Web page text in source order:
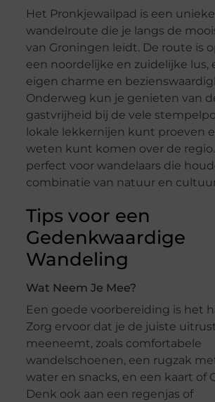
Het Pronkjewailpad is een
wandelroute die je langs de
van Groningen leidt. De route is
een noordelijke en zuidelijke lus,
eigen charme en
Onderweg kun je genieten van
gastvrijheid bij de vele
lokale lekkernijen kunt proeven
weten kunt komen over de
perfect voor wandelaars die
combinatie van natuur en
Tips voor een
Gedenkwaardige
Wandeling
Wat Neem Je Mee?
Een goede voorbereiding is het
Zorg ervoor dat je de juiste
meeneemt, zoals comfortabele
wandelschoenen, een rugzak
water en snacks, en een kaart of
Denk ook aan een regenjas of